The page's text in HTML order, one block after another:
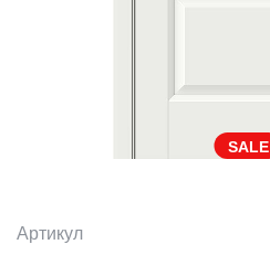
SALE
Артикул